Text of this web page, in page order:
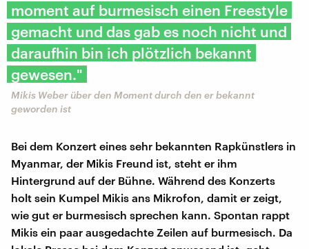
moment auf burmesisch einen Freestyle
gemacht und das gab es noch nicht und
daraufhin bin ich plötzlich bekannt
gewesen."
Mikis Weber über den Moment durch den er bekannt
geworden ist
Bei dem Konzert eines sehr bekannten Rapkünstlers in
Myanmar, der Mikis Freund ist, steht er ihm
Hintergrund auf der Bühne. Während des Konzerts
holt sein Kumpel Mikis ans Mikrofon, damit er zeigt,
wie gut er burmesisch sprechen kann. Spontan rappt
Mikis ein paar ausgedachte Zeilen auf burmesisch. Da